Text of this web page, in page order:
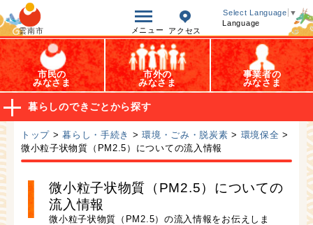
雲南市 メニュー アクセス
Select Language ▼
Language
オープンデータ
市民の
みなさま
市外の
みなさま
事業者の
みなさま
暮らしのできごとから探す
トップ >暮らし・手続き >環境・ごみ・脱炭素 > 環境保全 >
微小粒子状物質（PM2.5）についての流入情報
微小粒子状物質（PM2.5）についての
流入情報
微小粒子状物質（PM2.5）の流入情報をお伝えしま